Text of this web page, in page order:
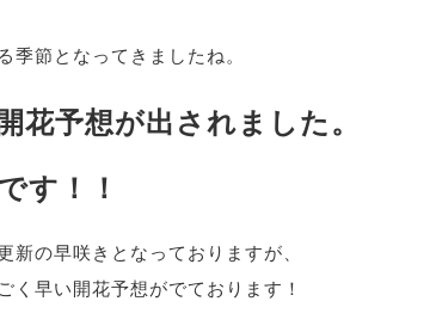
季節となってきましたね。
花予想が出されました。
す！！
新の早咲きとなっておりますが、
く早い開花予想がでております！